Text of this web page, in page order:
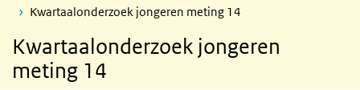
Kwartaalonderzoek jongeren meting 14
Kwartaalonderzoek jongeren
meting 14